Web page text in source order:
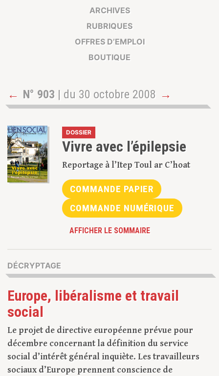
ARCHIVES
RUBRIQUES
OFFRES D’EMPLOI
BOUTIQUE
← N° 903 | du 30 octobre 2008 →
DOSSIER
Vivre avec l’épilepsie
Reportage à l’Itep Toul ar C’hoat
COMMANDE PAPIER
COMMANDE NUMÉRIQUE
AFFICHER LE SOMMAIRE
DÉCRYPTAGE
Europe, libéralisme et travail
social
Le projet de directive européenne prévue pour
décembre concernant la définition du service
social d’intérêt général inquiète. Les travailleurs
sociaux d’Europe prennent conscience de